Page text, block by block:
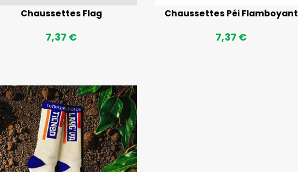
Chaussettes Flag
7,37 €
Chaussettes Péi Flamboyant
7,37 €